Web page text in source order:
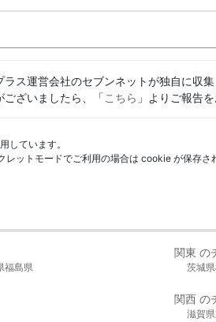
ス運営会社のセブンネットが独自に収
ざいましたら、「こちら 」よりご報告
しています。
ットモードでご利用の場合は cookie が保存さ
福島県
関東 の
茨城県
関西 の
滋賀県